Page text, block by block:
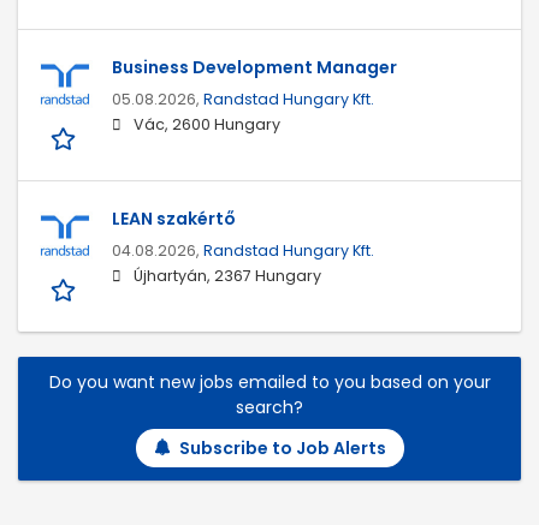
Business Development Manager
05.08.2026, Randstad Hungary Kft.
Vác, 2600 Hungary
LEAN szakértő
04.08.2026, Randstad Hungary Kft.
Újhartyán, 2367 Hungary
Do you want new jobs emailed to you based on your
search?
Subscribe to Job Alerts